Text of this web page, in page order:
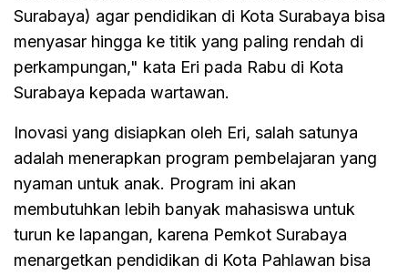
Surabaya) agar pendidikan di Kota Surabaya bisa
menyasar hingga ke titik yang paling rendah di
perkampungan," kata Eri pada Rabu di Kota
Surabaya kepada wartawan.
Inovasi yang disiapkan oleh Eri, salah satunya
adalah menerapkan program pembelajaran yang
nyaman untuk anak. Program ini akan
membutuhkan lebih banyak mahasiswa untuk
turun ke lapangan, karena Pemkot Surabaya
menargetkan pendidikan di Kota Pahlawan bisa